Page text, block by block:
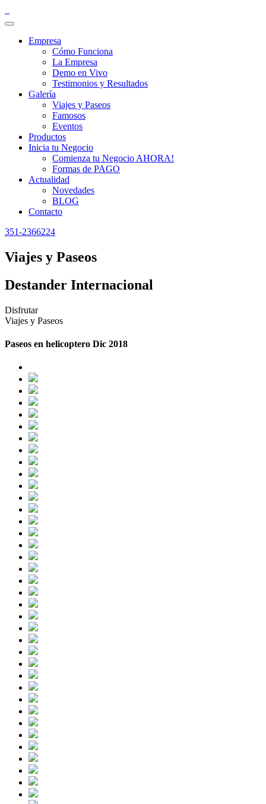
Empresa
Cómo Funciona
La Empresa
Demo en Vivo
Testimonios y Resultados
Galería
Viajes y Paseos
Famosos
Eventos
Productos
Inicia tu Negocio
Comienza tu Negocio AHORA!
Formas de PAGO
Actualidad
Novedades
BLOG
Contacto
351-2366224
Viajes y Paseos
Destander Internacional
Disfrutar
Viajes y Paseos
Paseos en helicoptero Dic 2018